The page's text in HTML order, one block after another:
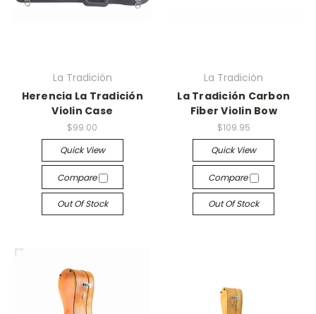
La Tradición
Herencia La Tradición
Violin Case
$99.00
Quick View
Compare
Out Of Stock
La Tradición
La Tradición Carbon
Fiber Violin Bow
$109.95
Quick View
Compare
Out Of Stock